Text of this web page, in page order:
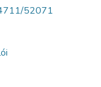
52071